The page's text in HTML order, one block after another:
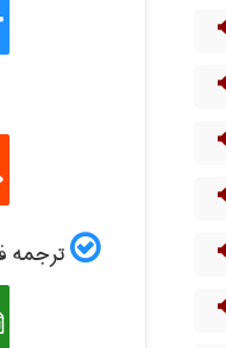
ترجمه